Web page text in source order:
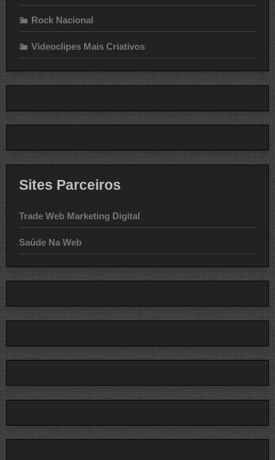
Rock Nacional
Videoclipes Mais Criativos
Sites Parceiros
Trade Web Marketing Digital
Saúde Na Web